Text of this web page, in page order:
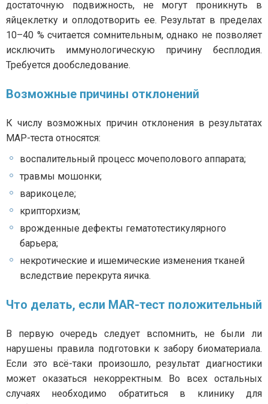
достаточную подвижность, не могут проникнуть в
яйцеклетку и оплодотворить ее. Результат в пределах
10–40 % считается сомнительным, однако не позволяет
исключить иммунологическую причину бесплодия.
Требуется дообследование.
Возможные причины отклонений
К числу возможных причин отклонения в результатах
МАР-теста относятся:
воспалительный процесс мочеполового аппарата;
травмы мошонки;
варикоцеле;
крипторхизм;
врожденные дефекты гематотестикулярного
барьера;
некротические и ишемические изменения тканей
вследствие перекрута яичка.
Что делать, если MAR-тест положительный
В первую очередь следует вспомнить, не были ли
нарушены правила подготовки к забору биоматериала.
Если это всё-таки произошло, результат диагностики
может оказаться некорректным. Во всех остальных
случаях необходимо обратиться в клинику для